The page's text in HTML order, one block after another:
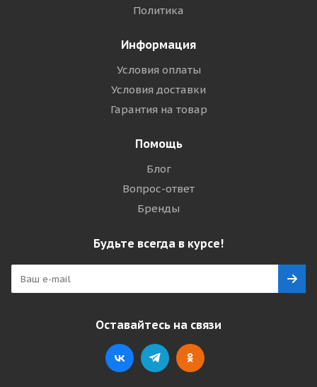
Политика
Информация
Условия оплаты
Условия доставки
Гарантия на товар
Помощь
Блог
Вопрос-ответ
Бренды
Будьте всегда в курсе!
Оставайтесь на связи